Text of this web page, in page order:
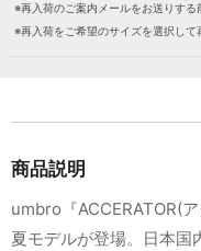
※再入荷のご案内メールをお送りする
※再入荷をご希望のサイズを選択して
商品説明
umbro『ACCERATOR(
夏モデルが登場。日本国